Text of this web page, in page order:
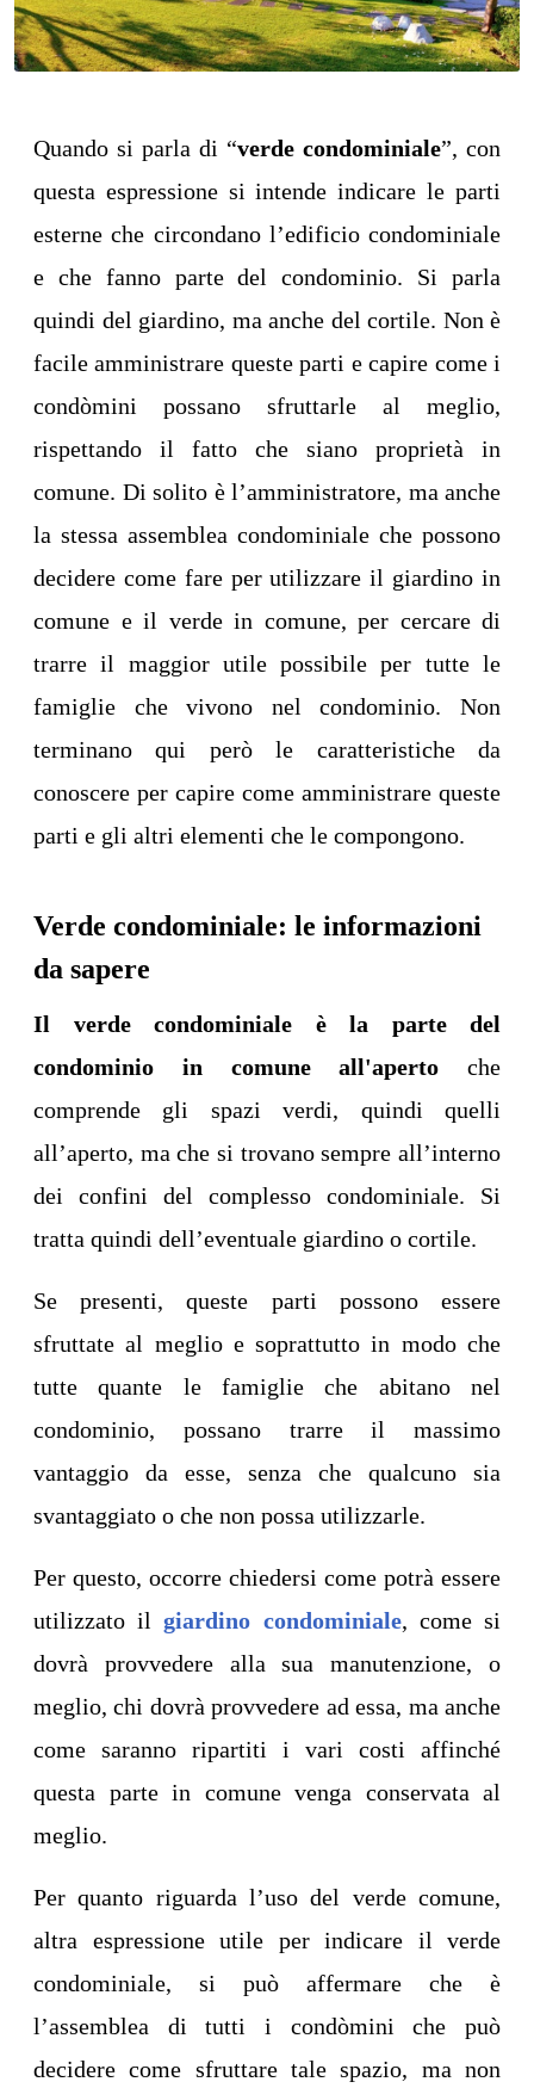
Quando si parla di “verde condominiale”, con
questa espressione si intende indicare le parti
esterne che circondano l’edificio condominiale
e che fanno parte del condominio. Si parla
quindi del giardino, ma anche del cortile. Non è
facile amministrare queste parti e capire come i
condòmini possano sfruttarle al meglio,
rispettando il fatto che siano proprietà in
comune. Di solito è l’amministratore, ma anche
la stessa assemblea condominiale che possono
decidere come fare per utilizzare il giardino in
comune e il verde in comune, per cercare di
trarre il maggior utile possibile per tutte le
famiglie che vivono nel condominio. Non
terminano qui però le caratteristiche da
conoscere per capire come amministrare queste
parti e gli altri elementi che le compongono.
Verde condominiale: le informazioni
da sapere
Il verde condominiale è la parte del
condominio in comune all'aperto che
comprende gli spazi verdi, quindi quelli
all’aperto, ma che si trovano sempre all’interno
dei confini del complesso condominiale. Si
tratta quindi dell’eventuale giardino o cortile.
Se presenti, queste parti possono essere
sfruttate al meglio e soprattutto in modo che
tutte quante le famiglie che abitano nel
condominio, possano trarre il massimo
vantaggio da esse, senza che qualcuno sia
svantaggiato o che non possa utilizzarle.
Per questo, occorre chiedersi come potrà essere
utilizzato ilgiardino condominiale, come si
dovrà provvedere alla sua manutenzione, o
meglio, chi dovrà provvedere ad essa, ma anche
come saranno ripartiti i vari costi affinché
questa parte in comune venga conservata al
meglio.
Per quanto riguarda l’uso del verde comune,
altra espressione utile per indicare il verde
condominiale, si può affermare che è
l’assemblea di tutti i condòmini che può
decidere come sfruttare tale spazio, ma non